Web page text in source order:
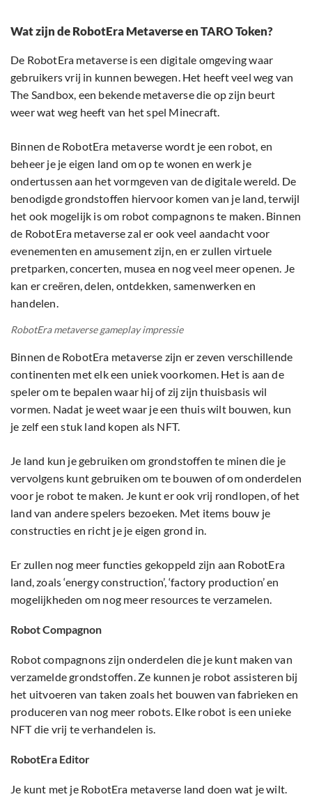
Wat zijn de RobotEra Metaverse en TARO Token?
De RobotEra metaverse is een digitale omgeving waar
gebruikers vrij in kunnen bewegen. Het heeft veel weg van
The Sandbox, een bekende metaverse die op zijn beurt
weer wat weg heeft van het spel Minecraft.
Binnen de RobotEra metaverse wordt je een robot, en
beheer je je eigen land om op te wonen en werk je
ondertussen aan het vormgeven van de digitale wereld. De
benodigde grondstoffen hiervoor komen van je land, terwijl
het ook mogelijk is om robot compagnons te maken. Binnen
de RobotEra metaverse zal er ook veel aandacht voor
evenementen en amusement zijn, en er zullen virtuele
pretparken, concerten, musea en nog veel meer openen. Je
kan er creëren, delen, ontdekken, samenwerken en
handelen.
RobotEra metaverse gameplay impressie
Binnen de RobotEra metaverse zijn er zeven verschillende
continenten met elk een uniek voorkomen. Het is aan de
speler om te bepalen waar hij of zij zijn thuisbasis wil
vormen. Nadat je weet waar je een thuis wilt bouwen, kun
je zelf een stuk land kopen als NFT.
Je land kun je gebruiken om grondstoffen te minen die je
vervolgens kunt gebruiken om te bouwen of om onderdelen
voor je robot te maken. Je kunt er ook vrij rondlopen, of het
land van andere spelers bezoeken. Met items bouw je
constructies en richt je je eigen grond in.
Er zullen nog meer functies gekoppeld zijn aan RobotEra
land, zoals ‘energy construction’, ‘factory production’ en
mogelijkheden om nog meer resources te verzamelen.
Robot Compagnon
Robot compagnons zijn onderdelen die je kunt maken van
verzamelde grondstoffen. Ze kunnen je robot assisteren bij
het uitvoeren van taken zoals het bouwen van fabrieken en
produceren van nog meer robots. Elke robot is een unieke
NFT die vrij te verhandelen is.
RobotEra Editor
Je kunt met je RobotEra metaverse land doen wat je wilt.